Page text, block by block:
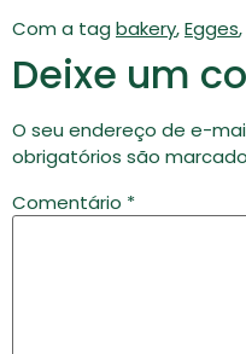
Com a tag bakery,Egges,
Deixe um
O seu endereço de e-
obrigatórios são
Comentário *